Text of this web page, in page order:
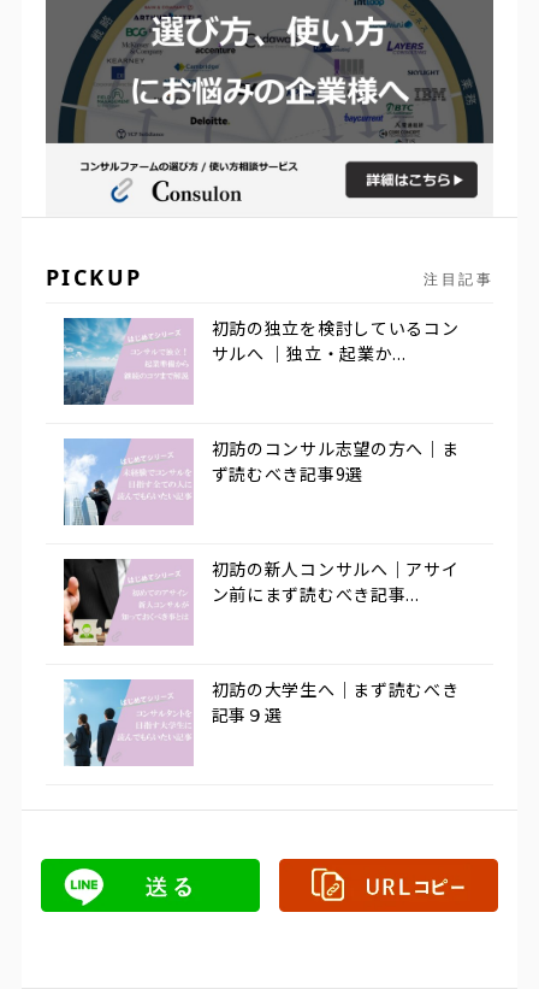
PICKUP 注目記事
初訪の独立を検討しているコン
サルへ ｜独立・起業か...
初訪のコンサル志望の方へ｜ま
ず読むべき記事9選
初訪の新人コンサルへ｜アサイ
ン前にまず読むべき記事...
初訪の大学生へ｜まず読むべき
記事９選